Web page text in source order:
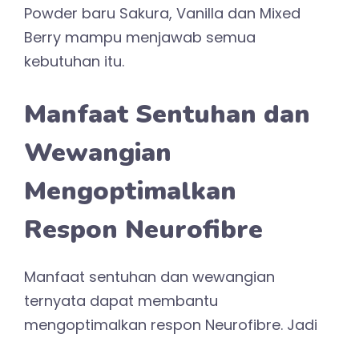
Powder baru Sakura, Vanilla dan Mixed
Berry mampu menjawab semua
kebutuhan itu.
Manfaat Sentuhan dan
Wewangian
Mengoptimalkan
Respon Neurofibre
Manfaat sentuhan dan wewangian
ternyata dapat membantu
mengoptimalkan respon Neurofibre. Jadi